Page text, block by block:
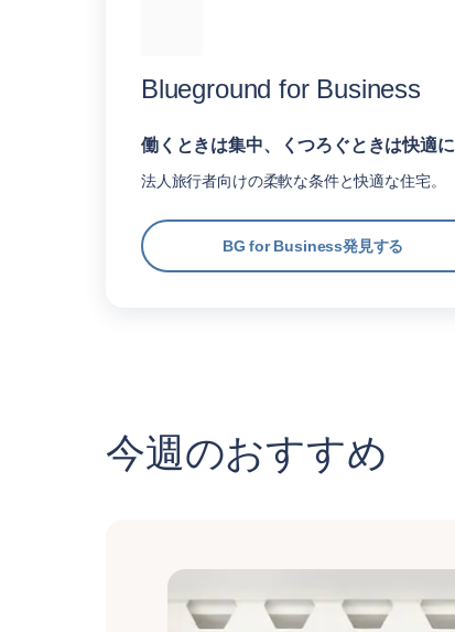
Blueground for Business
働くときは集中、くつろぐときは快適に
法人旅行者向けの柔軟な条件と快適な住宅。
BG for Business発見する
今週のおすすめ